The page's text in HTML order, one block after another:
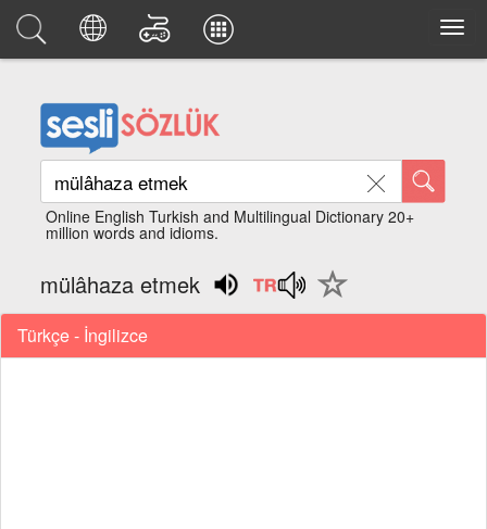
Online English Turkish and Multilingual Dictionary 20+
million words and idioms.
mülâhaza etmek
Türkçe - İngilizce